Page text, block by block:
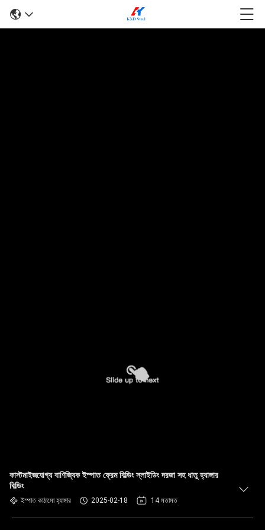
কাস্টমাইজযোগ্য বাণিজ্যিক ইস্পাত ফ্রেম বিল্ডিং স্লাইডিং দরজা সহ ধাতু হ্যাঙ্গার
বিল্ডিং
ইস্পাত কাঠামো হ্যাঙ্গার 2025-02-18 14 মতামত